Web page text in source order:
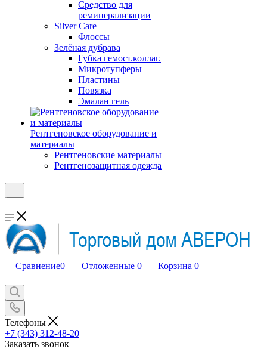
Средство для
реминерализации
Silver Care
Флоссы
Зелёная дубрава
Губка гемост.коллаг.
Микротупферы
Пластины
Повязка
Эмалан гель
Рентгеновское оборудование и
материалы
Рентгеновские материалы
Рентгенозащитная одежда
Сравнение0 Отложенные 0 Корзина 0
Телефоны
+7 (343) 312-48-20
Заказать звонок